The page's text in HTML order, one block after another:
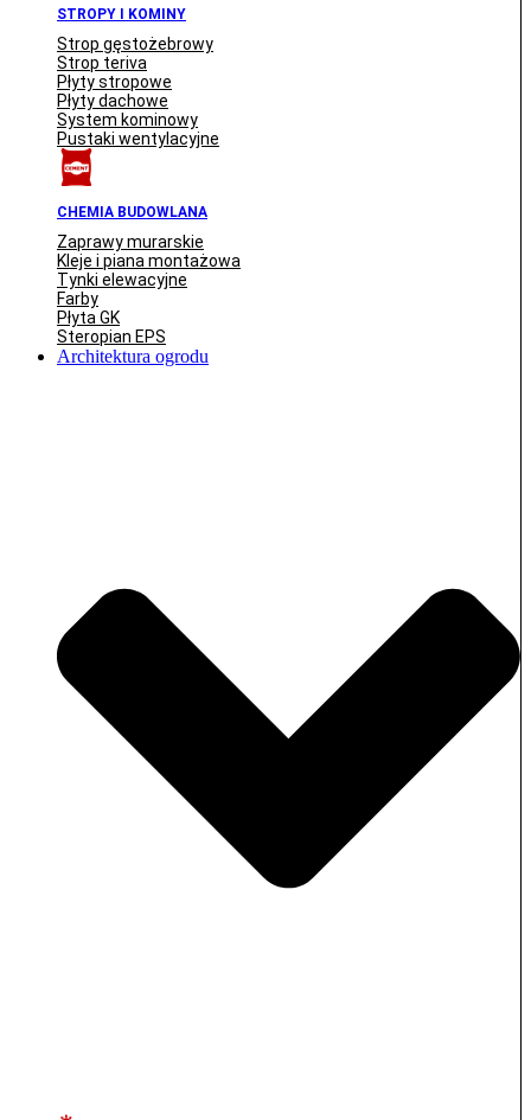
STROPY I KOMINY
Strop gęstożebrowy
Strop teriva
Płyty stropowe
Płyty dachowe
System kominowy
Pustaki wentylacyjne
CHEMIA BUDOWLANA
Zaprawy murarskie
Kleje i piana montażowa
Tynki elewacyjne
Farby
Płyta GK
Steropian EPS
Architektura ogrodu